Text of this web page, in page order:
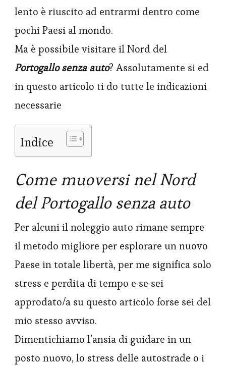
lento è riuscito ad entrarmi dentro come
pochi Paesi al mondo.
Ma è possibile visitare il Nord del
Portogallo senza auto? Assolutamente si ed
in questo articolo ti do tutte le indicazioni
necessarie
Indice
Come muoversi nel Nord
del Portogallo senza auto
Per alcuni il noleggio auto rimane sempre
il metodo migliore per esplorare un nuovo
Paese in totale libertà, per me significa solo
stress e perdita di tempo e se sei
approdato/a su questo articolo forse sei del
mio stesso avviso.
Dimentichiamo l’ansia di guidare in un
posto nuovo, lo stress delle autostrade o i